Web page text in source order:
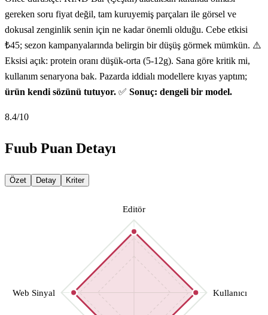
gereken soru fiyat değil, tam kuruyemiş parçaları ile görsel ve
dokusal zenginlik senin için ne kadar önemli olduğu. Cebe etkisi
₺45; sezon kampanyalarında belirgin bir düşüş görmek mümkün. ⚠️
Eksisi açık: protein oranı düşük-orta (5-12g). Sana göre kritik mi,
kullanım senaryona bak. Pazarda iddialı modellere kıyas yaptım;
ürün kendi sözünü tutuyor. ✅ Sonuç: dengeli bir model.
8.4/10
Fuub Puan Detayı
Özet Detay Kriter
Editör
Kullanıcı
Web Sinyal